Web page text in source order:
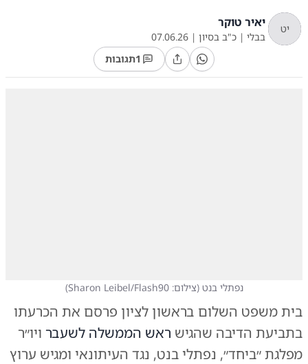
יט יאיר טוקר
בבלי | כ"ב בסיון |
07.06.26
1תגובות
נפתלי בנט (צילום: Sharon Leibel/Flash90 )
בית משפט השלום בראשון לציון פרסם את הכרעתו
בתביעת הדיבה שהגיש ראש הממשלה לשעבר ויו״ר
מפלגת ״ביחד״, נפתלי בנט, נגד העיתונאי ומגיש ערוץ